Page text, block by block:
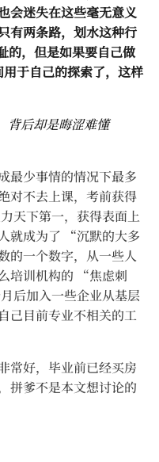
会迷失在这些毫无意义
有两条路，划水这种行
的，但是如果要自己做
于自己的探索了，这样
背后却是晦涩难懂
最少事情的情况下最多
对不去上课，考前获得
天下第一，获得表面上
就成为了 “沉默的大多
的一个数字，从一些人
培训机构的 “焦虑刺
后加入一些企业从基层
己目前专业不相关的工
常好，毕业前已经买房
拼爹不是本文想讨论的